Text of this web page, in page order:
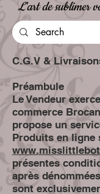
L'art de sublimer
C.G.V &
Préambule
Le Vendeur
commerce
propose un
Produits en ligne
présentes
après
sont